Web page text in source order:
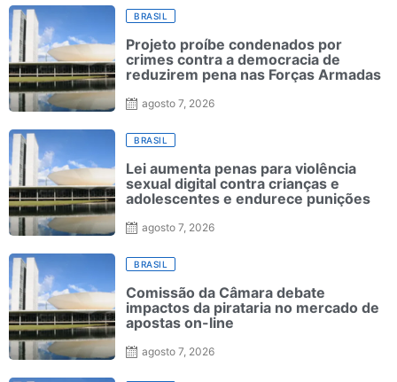
BRASIL
Projeto proíbe condenados por
crimes contra a democracia de
reduzirem pena nas Forças Armadas
agosto 7, 2026
BRASIL
Lei aumenta penas para violência
sexual digital contra crianças e
adolescentes e endurece punições
agosto 7, 2026
BRASIL
Comissão da Câmara debate
impactos da pirataria no mercado de
apostas on-line
agosto 7, 2026